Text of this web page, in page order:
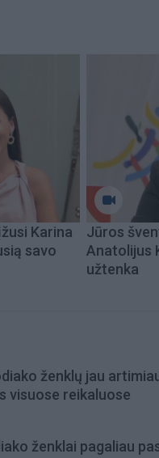
Karina
savo
Jūros
Anatolijus
užtenka
ženklų jau
visuose reikaluose
ženklai pagaliau